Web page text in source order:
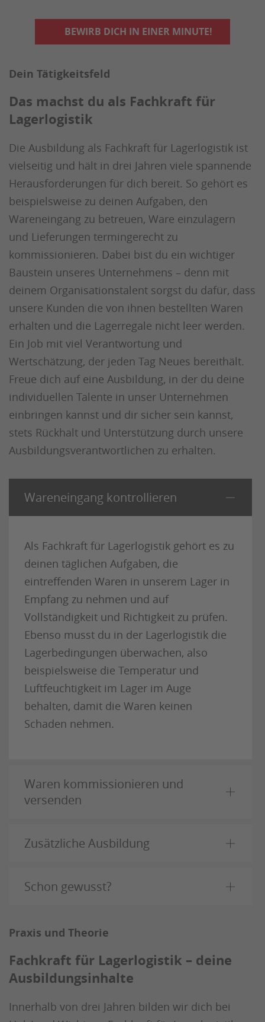
BEWIRB DICH IN EINER MINUTE!
Dein Tätigkeitsfeld
Das machst du als Fachkraft für
Lagerlogistik
Die Ausbildung als Fachkraft für Lagerlogistik ist
vielseitig und hält in drei Jahren viele spannende
Herausforderungen für dich bereit. So gehört es
beispielsweise zu deinen Aufgaben, den
Wareneingang zu betreuen, Ware einzulagern
und Lieferungen termingerecht zu
kommissionieren. Dabei bist du ein wichtiger
Baustein unseres Unternehmens – denn mit
deinem Organisationstalent sorgst du dafür, dass
unsere Kunden die von ihnen bestellten Waren
erhalten und die Lagerregale nicht leer werden.
Ein Job mit viel Verantwortung und
Wertschätzung, der jeden Tag Neues bereithält.
Freue dich auf eine Ausbildung, in der du deine
individuellen Talente in unser Unternehmen
einbringen kannst und dir sicher sein kannst,
stets Rückhalt und Unterstützung durch unsere
Ausbildungsverantwortlichen zu erhalten.
Wareneingang kontrollieren
Als Fachkraft für Lagerlogistik gehört es zu
deinen täglichen Aufgaben, die
eintreffenden Waren in unserem Lager in
Empfang zu nehmen und auf
Vollständigkeit und Richtigkeit zu prüfen.
Ebenso musst du in der Lagerlogistik die
Lagerbedingungen überwachen, also
beispielsweise die Temperatur und
Luftfeuchtigkeit im Lager im Auge
behalten, damit die Waren keinen
Schaden nehmen.
Waren kommissionieren und
versenden
Zusätzliche Ausbildung
Schon gewusst?
Praxis und Theorie
Fachkraft für Lagerlogistik – deine
Ausbildungsinhalte
Innerhalb von drei Jahren bilden wir dich bei